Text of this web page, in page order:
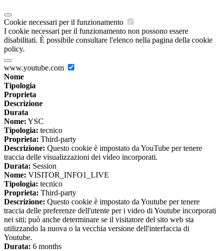
Cookie necessari per il funzionamento
I cookie necessari per il funzionamento non possono essere
disabilitati. È possibile consultare l'elenco nella pagina della cookie
policy.
www.youtube.com
Nome
Tipologia
Proprieta
Descrizione
Durata
Nome: YSC
Tipologia: tecnico
Proprieta: Third-party
Descrizione: Questo cookie è impostato da YouTube per tenere
traccia delle visualizzazioni dei video incorporati.
Durata: Session
Nome: VISITOR_INFO1_LIVE
Tipologia: tecnico
Proprieta: Third-party
Descrizione: Questo cookie è impostato da Youtube per tenere
traccia delle preferenze dell'utente per i video di Youtube incorporati
nei siti; può anche determinare se il visitatore del sito web sta
utilizzando la nuova o la vecchia versione dell'interfaccia di
Youtube.
Durata: 6 months